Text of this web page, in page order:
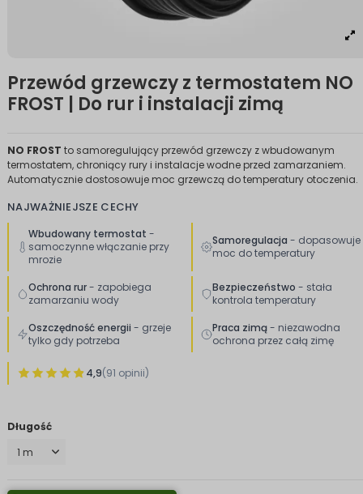
Przewód grzewczy z termostatem NO
FROST | Do rur i instalacji zimą
NO FROST to samoregulujący przewód grzewczy z wbudowanym
termostatem, chroniący rury i instalacje wodne przed zamarzaniem.
Automatycznie dostosowuje moc grzewczą do temperatury otoczenia.
NAJWAŻNIEJSZE CECHY
Wbudowany termostat -
samoczynne włączanie przy
mrozie
Samoregulacja - dopasowuje
moc do temperatury
Ochrona rur- zapobiega
zamarzaniu wody
Bezpieczeństwo - stała
kontrola temperatury
Oszczędność energii - grzeje
tylko gdy potrzeba
Praca zimą- niezawodna
ochrona przez całą zimę
4,9(91 opinii)
Długość